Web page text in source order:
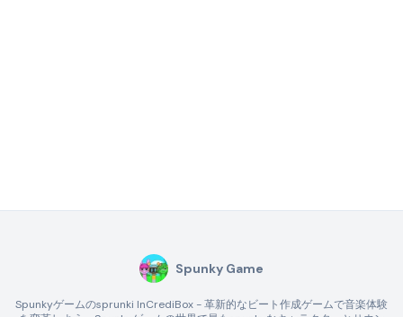
Spunky Game
Spunkyゲームのsprunki InCrediBox - 革新的なビート作成ゲームで音楽体験